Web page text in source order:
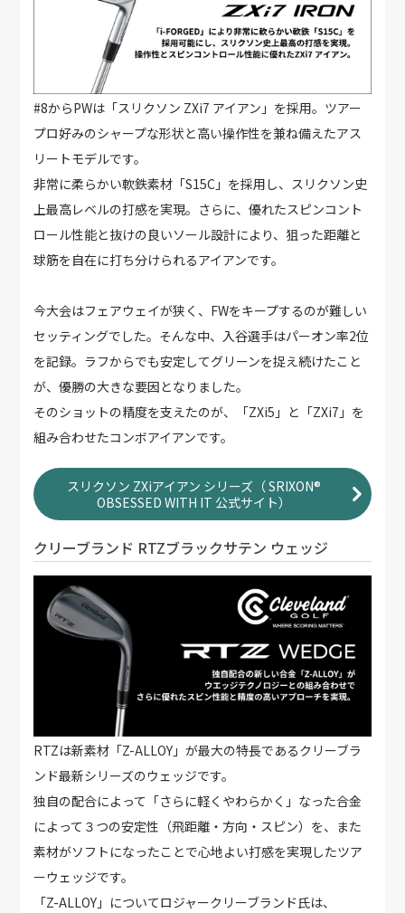
#8からPWは「スリクソン ZXi7 アイアン」を採用。ツアー
プロ好みのシャープな形状と高い操作性を兼ね備えたアス
リートモデルです。
非常に柔らかい軟鉄素材「S15C」を採用し、スリクソン史
上最高レベルの打感を実現。さらに、優れたスピンコント
ロール性能と抜けの良いソール設計により、狙った距離と
球筋を自在に打ち分けられるアイアンです。
今大会はフェアウェイが狭く、FWをキープするのが難しい
セッティングでした。そんな中、入谷選手はパーオン率2位
を記録。ラフからでも安定してグリーンを捉え続けたこと
が、優勝の大きな要因となりました。
そのショットの精度を支えたのが、「ZXi5」と「ZXi7」を
組み合わせたコンボアイアンです。
スリクソン ZXiアイアン シリーズ（ SRIXON®
OBSESSED WITH IT 公式サイト）
クリーブランド RTZブラックサテン ウェッジ
RTZは新素材「Z-ALLOY」が最大の特長であるクリーブラ
ンド最新シリーズのウェッジです。
独自の配合によって「さらに軽くやわらかく」なった合金
によって３つの安定性（飛距離・方向・スピン）を、また
素材がソフトになったことで心地よい打感を実現したツア
ーウェッジです。
「Z-ALLOY」についてロジャークリーブランド氏は、